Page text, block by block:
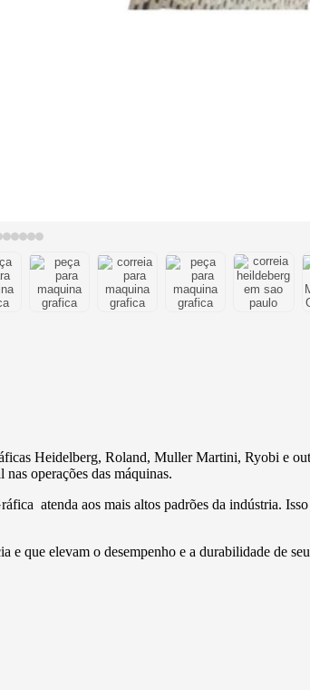
Heidelberg, Roland, Muller Martini, Ryobi e
operações das máquinas.
atenda aos mais altos padrões da indústria.
que elevam o desempenho e a durabilidade de